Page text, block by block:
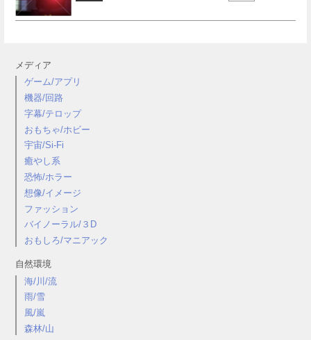
メディア
ゲーム/アプリ
機器/回路
字幕/テロップ
おもちゃ/ホビー
宇宙/Si-Fi
癒やし系
恐怖/ホラー
想像/イメージ
ファッション
バイノーラル/３D
おもしろ/マニアック
自然環境
海/川/流
雨/雪
風/嵐
森林/山